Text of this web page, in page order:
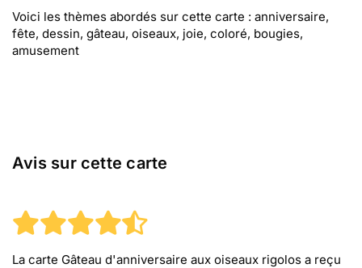
Voici les thèmes abordés sur cette carte : anniversaire,
fête, dessin, gâteau, oiseaux, joie, coloré, bougies,
amusement
Avis sur cette carte
La carte Gâteau d'anniversaire aux oiseaux rigolos a reçu